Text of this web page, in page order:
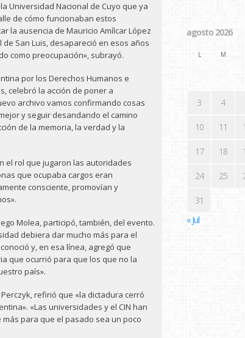
Universidad Nacional de Cuyo que ya
de cómo funcionaban estos
la ausencia de Mauricio Amílcar López
San Luis, desapareció en esos años
como preocupación», subrayó.
por los Derechos Humanos e
celebró la acción de poner a
archivo vamos confirmando cosas
y seguir desandando el camino
de la memoria, la verdad y la
el rol que jugaron las autoridades
que ocupaba cargos eran
consciente, promovían y
Molea, participó, también, del evento.
debiera dar mucho más para el
y, en esa línea, agregó que
que ocurrió para que los que no la
país».
refirió que «la dictadura cerró
«Las universidades y el CIN han
para que el pasado sea un poco
agosto 2026
L M
3 4
10 11
17 18
24 25
31
« Jul